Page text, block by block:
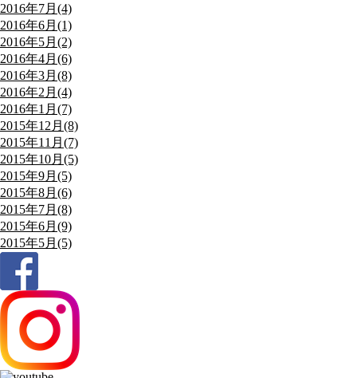
2016年7月(4)
2016年6月(1)
2016年5月(2)
2016年4月(6)
2016年3月(8)
2016年2月(4)
2016年1月(7)
2015年12月(8)
2015年11月(7)
2015年10月(5)
2015年9月(5)
2015年8月(6)
2015年7月(8)
2015年6月(9)
2015年5月(5)